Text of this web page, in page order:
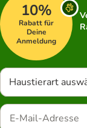
10%
Rabatt für
Deine
Anmeldung
Haustierart